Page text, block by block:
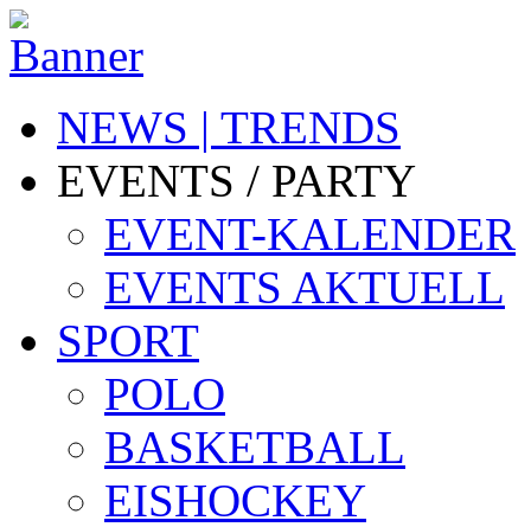
NEWS | TRENDS
EVENTS / PARTY
EVENT-KALENDER
EVENTS AKTUELL
SPORT
POLO
BASKETBALL
EISHOCKEY